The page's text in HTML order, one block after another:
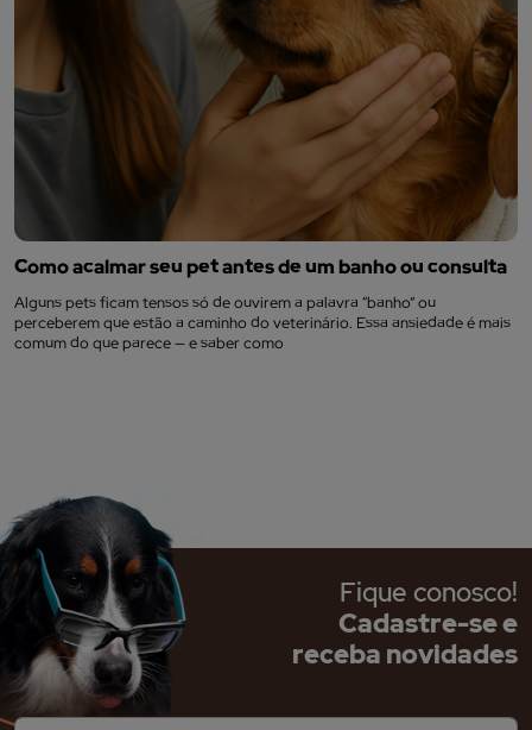
Como acalmar seu pet antes de um banho ou consulta
Alguns pets ficam tensos só de ouvirem a palavra “banho” ou
perceberem que estão a caminho do veterinário. Essa ansiedade é mais
comum do que parece — e saber como
Fique conosco!
Cadastre-se e
receba novidades